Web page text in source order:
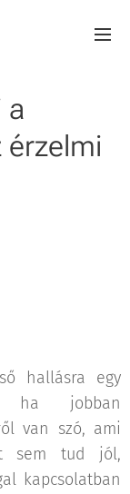
a
érzelmi
hallásra egy
ha jobban
van szó, ami
sem tud jól,
kapcsolatban